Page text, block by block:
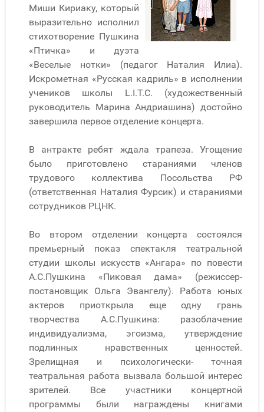
Миши Кириаку, который
выразительно исполнил
стихотворение Пушкина
«Птичка» и дуэта
«Веселые нотки» (педагог Наталия Илиа).
Искрометная «Русская кадриль» в исполнении
учеников школы L.I.T.C. (художественный
руководитель Марина Андриашина) достойно
завершила первое отделение концерта.
В антракте ребят ждала трапеза. Угощение
было приготовлено стараниями членов
трудового коллектива Посольства РФ
(ответственная Наталия Фурсик) и стараниями
сотрудников РЦНК.
Во втором отделении концерта состоялся
премьерный показ спектакля театральной
студии школы искусств «Ангара» по повести
А.С.Пушкина «Пиковая дама» (режиссер-
постановщик Ольга Эвангелу). Работа юных
актеров приоткрыла еще одну грань
творчества А.С.Пушкина: разоблачение
индивидуализма, эгоизма, утверждение
подлинных нравственных ценностей.
Зрелищная и психологически- точная
театральная работа вызвала большой интерес
зрителей. Все участники концертной
программы были награждены книгами